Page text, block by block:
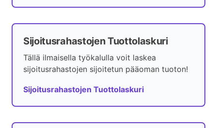
Sijoitusrahastojen Tuottolaskuri
Tällä ilmaisella työkalulla voit laskea
sijoitusrahastojen sijoitetun pääoman tuoton!
Sijoitusrahastojen Tuottolaskuri